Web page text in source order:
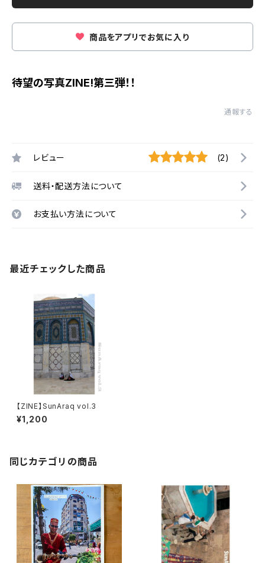
商品をアプリでお気に入り
待望の写真ZINE!第三弾！！
通報する
レビュー (2)
送料・配送方法について
お支払い方法について
最近チェックした商品
【ZINE】SunAraq vol.3
¥1,200
同じカテゴリの商品